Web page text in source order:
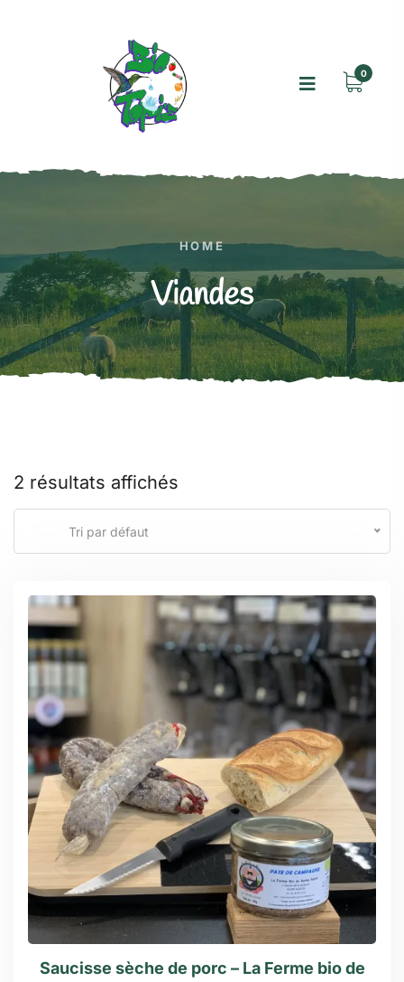
0
HOME
Viandes
2 résultats affichés
Tri par défaut
Saucisse sèche de porc – La Ferme bio de